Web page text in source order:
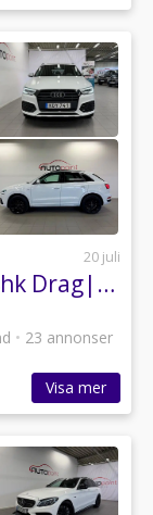
20 juli
Audi Q3 2.0 TDI quattro 184hk Drag|Pano|Keyless|LED|BOSE|SE UTR
• 23 annonser
Visa mer